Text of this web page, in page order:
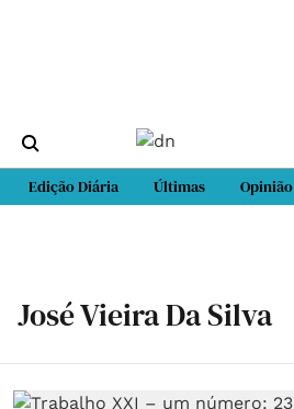
Edição Diária Últimas Opinião
José Vieira Da Silva